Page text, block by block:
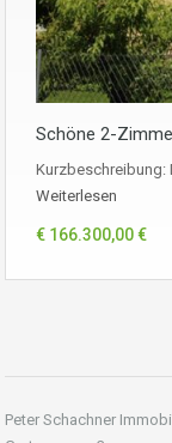
Schöne 2-
Kurzbeschreibung:
Weiterlesen
€ 166.300,00 €
Peter Schachner